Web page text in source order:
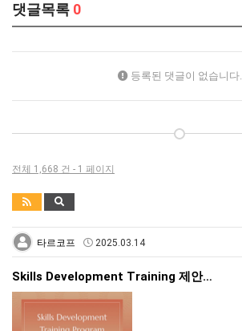
댓글목록 0
등록된 댓글이 없습니다.
전체 1,668 건 - 1 페이지
타르코프 2025.03.14
Skills Development Training 제안…